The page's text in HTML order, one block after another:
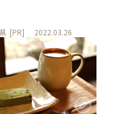
[PR] 2022.03.26